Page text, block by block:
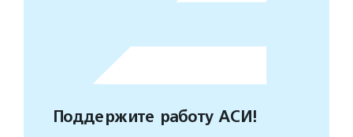
Поддержите работу АСИ!